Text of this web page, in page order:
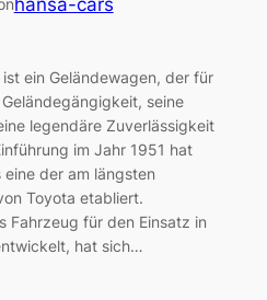
ein Geländewagen, der für
seine
legendäre Zuverlässigkeit
im Jahr 1951 hat
der am längsten
Toyota etabliert.
Fahrzeug für den Einsatz in
hat sich…